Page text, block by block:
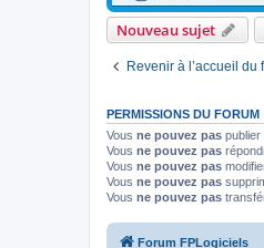
Nouveau sujet
Revenir à l’accueil du
PERMISSIONS DU FORUM
Vous ne pouvez pas
Vous ne pouvez pas
Vous ne pouvez pas
Vous ne pouvez pas
Vous ne pouvez pas
Forum FPLogiciels